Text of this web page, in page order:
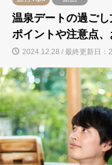
温泉デートの過ご
ポイントや注意点
2024.12.28 / 最終更新日：